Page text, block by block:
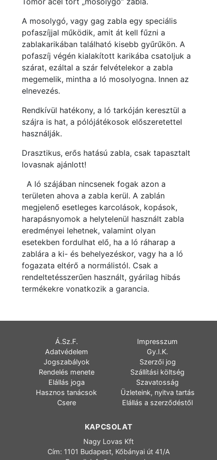
A mosolygó, vagy gag zabla egy speciális
pofaszíjjal működik, amit át kell fűzni a
zablakarikában található kisebb gyűrűkön. A
pofaszíj végén kialakított karikába csatoljuk a
szárat, ezáltal a szár felvételekor a zabla
megemelik, mintha a ló mosolyogna. Innen az
elnevezés.
Rendkívül hatékony, a ló tarkóján keresztül a
szájra is hat, a pólójátékosok előszeretettel
használják.
Drasztikus, erős hatású zabla, csak tapasztalt
lovasnak ajánlott!
A ló szájában nincsenek fogak azon a
területen ahova a zabla kerül. A zablán
megjelenő esetleges karcolások, kopások,
harapásnyomok a helytelenül használt zabla
eredményei lehetnek, valamint olyan
esetekben fordulhat elő, ha a ló ráharap a
zablára a ki- és behelyezéskor, vagy ha a ló
fogazata eltérő a normálistól. Csak a
rendeltetésszerűen használt, gyárilag hibás
termékekre vonatkozik a garancia.
Á.Sz.F.
Impresszum
Adatvédelem
Gy.I.K.
Jogszabályok
Szerzői jog
Rendelés menete
Szállítási költség
Elállás joga
Szavatosság
Hasznos tanácsok
Üzleteink, nyitva tartás
Csere
Elállás a szerződéstől
KAPCSOLAT
Nagy Lovas Kft
Cím: 1101 Budapest, Kőbányai út 41/A